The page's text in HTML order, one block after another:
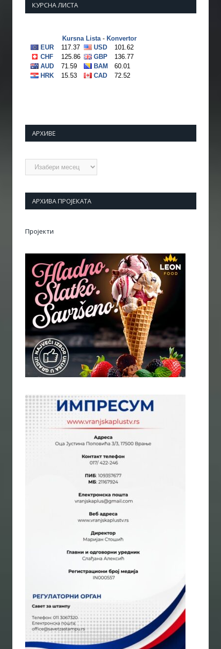
КУРСНА ЛИСТА
АРХИВЕ
Архиве
АРХИВА ПРОЈЕКАТА
Пројекти